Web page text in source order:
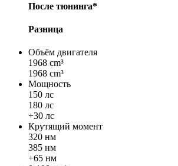
После тюнинга*
Разница
Объём двигателя
1968 cm³
1968 cm³
Мощность
150 лс
180 лс
+30 лс
Крутящий момент
320 нм
385 нм
+65 нм